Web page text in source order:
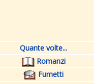
Quante volte...
Romanzi
Fumetti